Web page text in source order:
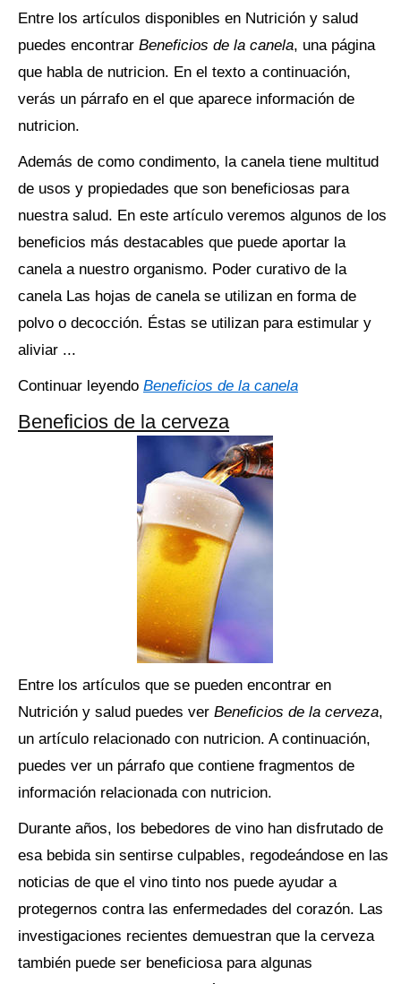
Entre los artículos disponibles en Nutrición y salud
puedes encontrar Beneficios de la canela, una página
que habla de nutricion. En el texto a continuación,
verás un párrafo en el que aparece información de
nutricion.
Además de como condimento, la canela tiene multitud
de usos y propiedades que son beneficiosas para
nuestra salud. En este artículo veremos algunos de los
beneficios más destacables que puede aportar la
canela a nuestro organismo. Poder curativo de la
canela Las hojas de canela se utilizan en forma de
polvo o decocción. Éstas se utilizan para estimular y
aliviar ...
Continuar leyendo Beneficios de la canela
Beneficios de la cerveza
Entre los artículos que se pueden encontrar en
Nutrición y salud puedes ver Beneficios de la cerveza,
un artículo relacionado con nutricion. A continuación,
puedes ver un párrafo que contiene fragmentos de
información relacionada con nutricion.
Durante años, los bebedores de vino han disfrutado de
esa bebida sin sentirse culpables, regodeándose en las
noticias de que el vino tinto nos puede ayudar a
protegernos contra las enfermedades del corazón. Las
investigaciones recientes demuestran que la cerveza
también puede ser beneficiosa para algunas